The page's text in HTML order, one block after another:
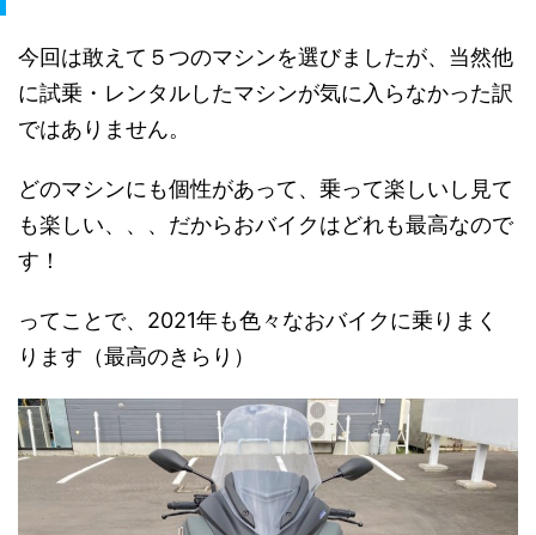
今回は敢えて５つのマシンを選びましたが、当然他
に試乗・レンタルしたマシンが気に入らなかった訳
ではありません。
どのマシンにも個性があって、乗って楽しいし見て
も楽しい、、、だからおバイクはどれも最高なので
す！
ってことで、2021年も色々なおバイクに乗りまく
ります（最高のきらり）